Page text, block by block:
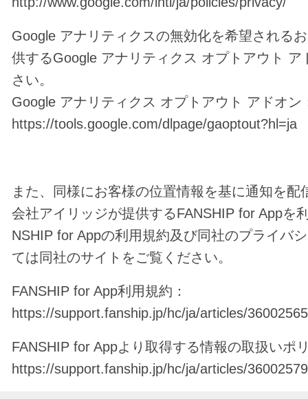
Google アナリティクスの無効化を希望される
供するGoogle アナリティクス オプトアウト ア
さい。
Google アナリティクス オプトアウト アドオン
https://tools.google.com/dlpage/gaoptout?hl=ja
また、同様にお客様の位置情報を基に通知を配
会社アイリッジが提供するFANSHIP for Appを
NSHIP for Appの利用規約及び同社のプライバ
ては同社のサイトをご覧ください。
FANSHIP for App利用規約：
https://support.fanship.jp/hc/ja/articles/
FANSHIP for Appより取得する情報の取扱いポ
https://support.fanship.jp/hc/ja/articles/